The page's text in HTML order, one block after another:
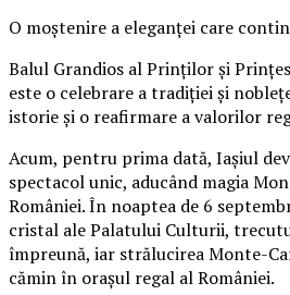
O moștenire a eleganței care
Balul Grandios al Prinților și
este o celebrare a tradiției și
istorie și o reafirmare a valorilor
Acum, pentru prima dată, Iașiul
spectacol unic, aducând magia
României. În noaptea de 6
cristal ale Palatului Culturii,
împreună, iar strălucirea Monte-
cămin în orașul regal al României.